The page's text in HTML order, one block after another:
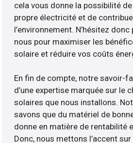
cela vous donne la possibilité
propre électricité et de
l’environnement. N’hésitez
nous pour maximiser les
solaire et réduire vos coûts
En fin de compte, notre savoir-
d’une expertise marquée sur le
solaires que nous installons.
savons que du matériel de
donne en matière de rentabilité
Donc, nous mettons l’accent